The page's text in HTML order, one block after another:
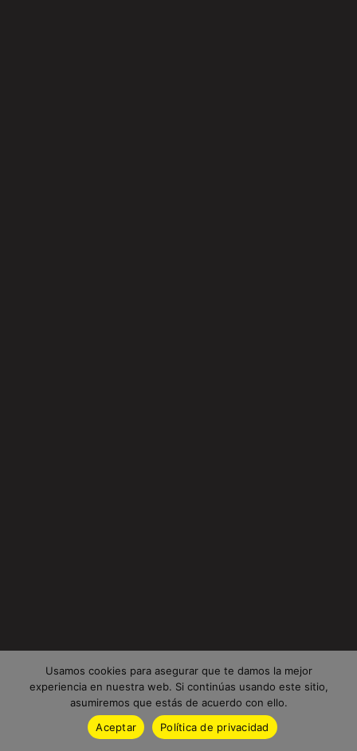
Usamos cookies para asegurar que te damos la mejor
experiencia en nuestra web. Si continúas usando este sitio,
asumiremos que estás de acuerdo con ello.
Aceptar
Política de privacidad